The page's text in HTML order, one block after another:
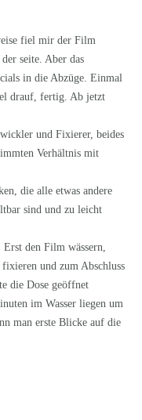
fiel mir der Film
seite. Aber das
in die Abzüge. Einmal
drauf, fertig. Ab jetzt
und Fixierer, beides
Verhältnis mit
die alle etwas andere
sind und zu leicht
den Film wässern,
und zum Abschluss
die Dose geöffnet
im Wasser liegen um
man erste Blicke auf die